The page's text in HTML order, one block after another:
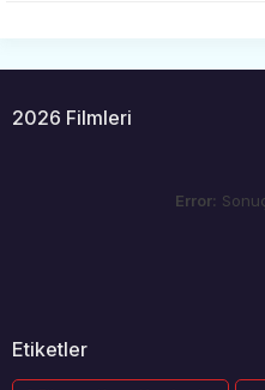
2026 Filmleri
Error:
Etiketler